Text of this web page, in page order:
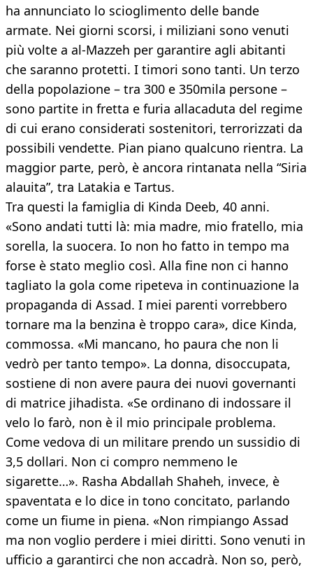
ha annunciato lo scioglimento delle bande
armate. Nei giorni scorsi, i miliziani sono venuti
più volte a al-Mazzeh per garantire agli abitanti
che saranno protetti. I timori sono tanti. Un terzo
della popolazione – tra 300 e 350mila persone –
sono partite in fretta e furia allacaduta del regime
di cui erano considerati sostenitori, terrorizzati da
possibili vendette. Pian piano qualcuno rientra. La
maggior parte, però, è ancora rintanata nella “Siria
alauita”, tra Latakia e Tartus.
Tra questi la famiglia di Kinda Deeb, 40 anni.
«Sono andati tutti là: mia madre, mio fratello, mia
sorella, la suocera. Io non ho fatto in tempo ma
forse è stato meglio così. Alla fine non ci hanno
tagliato la gola come ripeteva in continuazione la
propaganda di Assad. I miei parenti vorrebbero
tornare ma la benzina è troppo cara», dice Kinda,
commossa. «Mi mancano, ho paura che non li
vedrò per tanto tempo». La donna, disoccupata,
sostiene di non avere paura dei nuovi governanti
di matrice jihadista. «Se ordinano di indossare il
velo lo farò, non è il mio principale problema.
Come vedova di un militare prendo un sussidio di
3,5 dollari. Non ci compro nemmeno le
sigarette…». Rasha Abdallah Shaheh, invece, è
spaventata e lo dice in tono concitato, parlando
come un fiume in piena. «Non rimpiango Assad
ma non voglio perdere i miei diritti. Sono venuti in
ufficio a garantirci che non accadrà. Non so, però,